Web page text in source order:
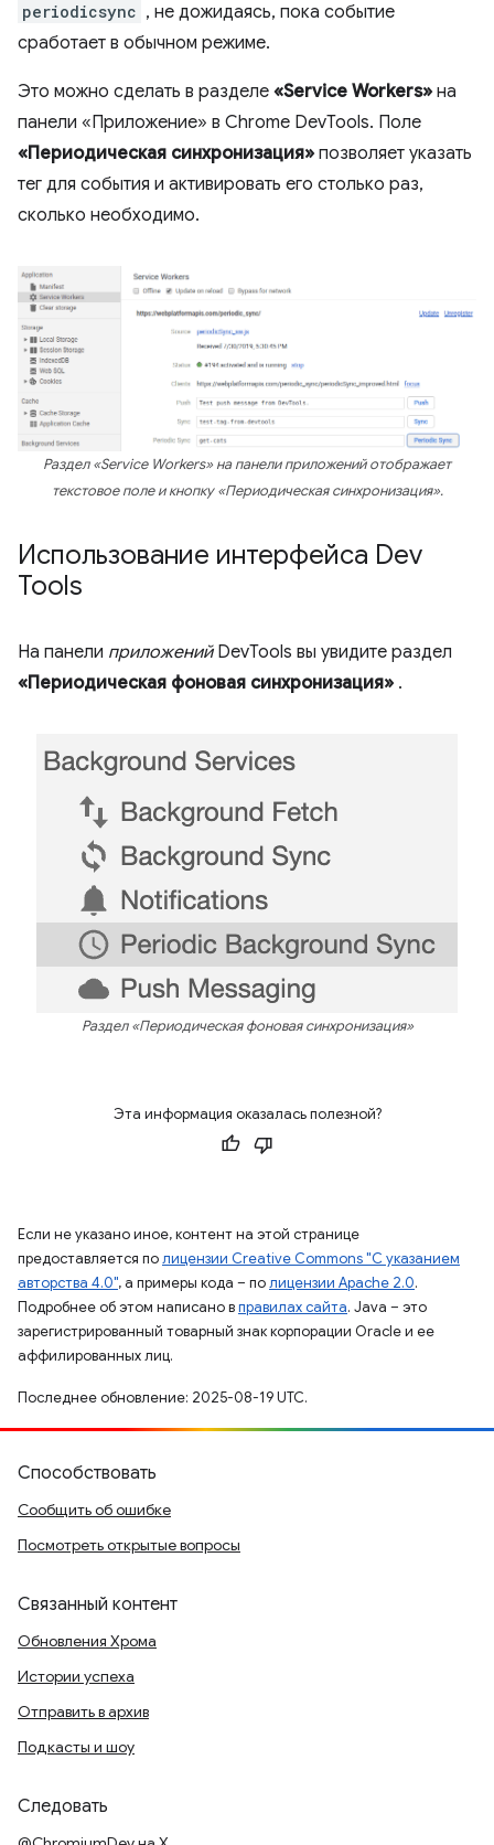
periodicsync , не дожидаясь, пока событие
сработает в обычном режиме.
Это можно сделать в разделе «Service Workers» на
панели «Приложение» в Chrome DevTools. Поле
«Периодическая синхронизация» позволяет указать
тег для события и активировать его столько раз,
сколько необходимо.
Раздел «Service Workers» на панели приложений отображает
текстовое поле и кнопку «Периодическая синхронизация».
Использование интерфейса Dev
Tools
На панели приложенийDevTools вы увидите раздел
«Периодическая фоновая синхронизация» .
Раздел «Периодическая фоновая синхронизация»
Эта информация оказалась полезной?
Если не указано иное, контент на этой странице
предоставляется полицензии Creative Commons "С указанием
авторства 4.0", а примеры кода – полицензии Apache 2.0.
Подробнее об этом написано вправилах сайта. Java – это
зарегистрированный товарный знак корпорации Oracle и ее
аффилированных лиц.
Последнее обновление: 2025-08-19 UTC.
Способствовать
Сообщить об ошибке
Посмотреть открытые вопросы
Связанный контент
Обновления Хрома
Истории успеха
Отправить в архив
Подкасты и шоу
Следовать